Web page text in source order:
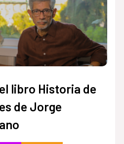
libro Historia de
de Jorge